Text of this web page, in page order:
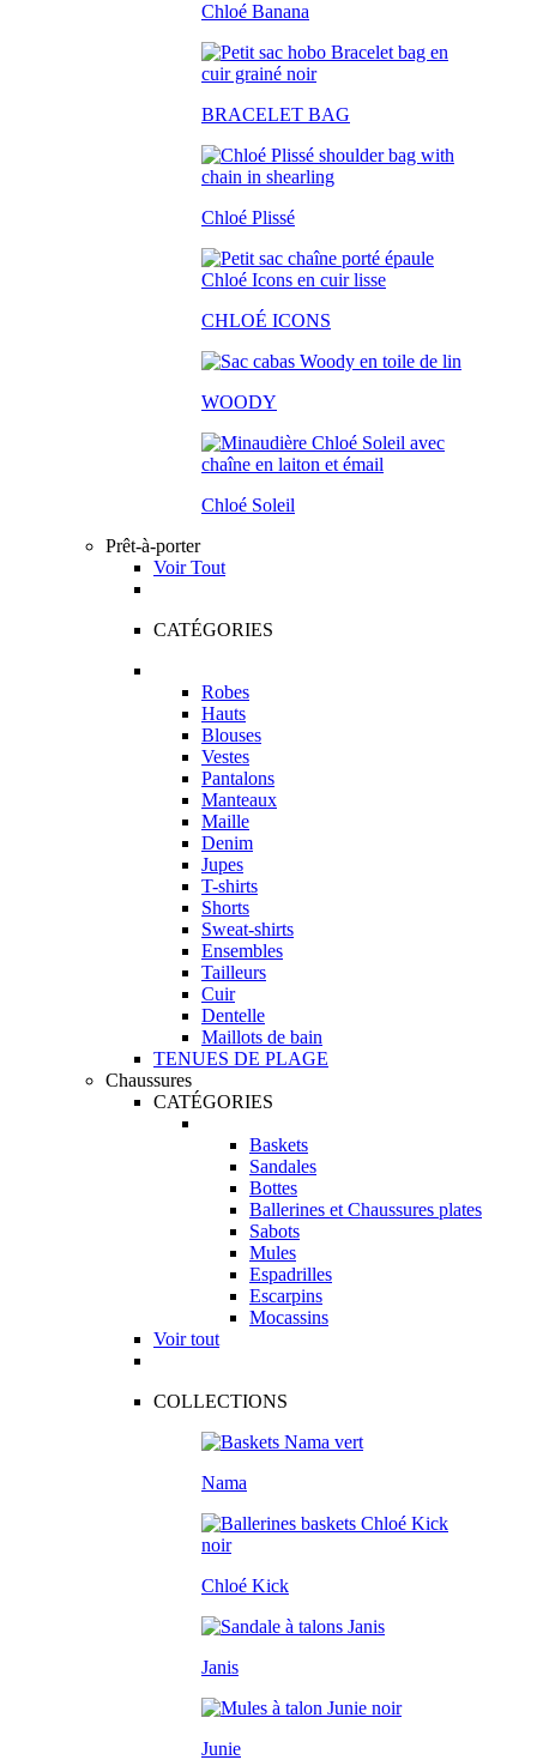
Chloé Banana
BRACELET BAG
Chloé Plissé
CHLOÉ ICONS
WOODY
Chloé Soleil
Prêt-à-porter
Voir Tout
CATÉGORIES
Robes
Hauts
Blouses
Vestes
Pantalons
Manteaux
Maille
Denim
Jupes
T-shirts
Shorts
Sweat-shirts
Ensembles
Tailleurs
Cuir
Dentelle
Maillots de bain
TENUES DE PLAGE
Chaussures
CATÉGORIES
Baskets
Sandales
Bottes
Ballerines et Chaussures plates
Sabots
Mules
Espadrilles
Escarpins
Mocassins
Voir tout
COLLECTIONS
Nama
Chloé Kick
Janis
Junie